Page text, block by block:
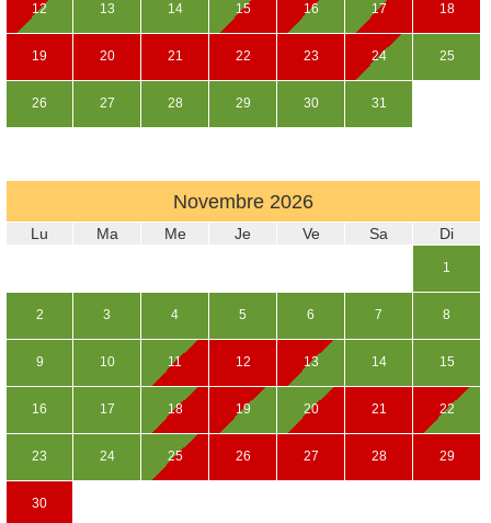
12 13 14 15 16 17 18
19 20 21 22 23 24 25
26 27 28 29 30 31
Novembre 2026
Lu Ma Me Je Ve Sa Di
1
2 3 4 5 6 7 8
9 10 11 12 13 14 15
16 17 18 19 20 21 22
23 24 25 26 27 28 29
30